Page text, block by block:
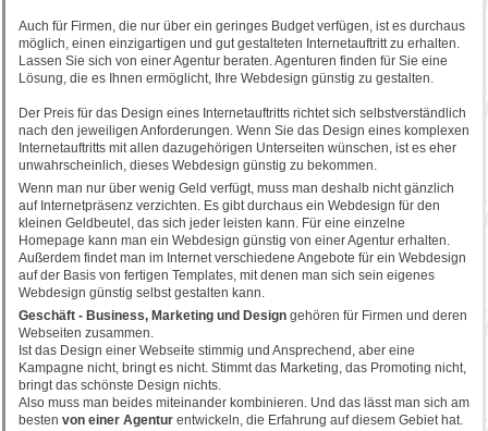
Auch für Firmen, die nur über ein geringes Budget verfügen, ist es durchaus
möglich, einen einzigartigen und gut gestalteten Internetauftritt zu erhalten.
Lassen Sie sich von einer Agentur beraten. Agenturen finden für Sie eine
Lösung, die es Ihnen ermöglicht, Ihre Webdesign günstig zu gestalten.
Der Preis für das Design eines Internetauftritts richtet sich selbstverständlich
nach den jeweiligen Anforderungen. Wenn Sie das Design eines komplexen
Internetauftritts mit allen dazugehörigen Unterseiten wünschen, ist es eher
unwahrscheinlich, dieses Webdesign günstig zu bekommen.
Wenn man nur über wenig Geld verfügt, muss man deshalb nicht gänzlich
auf Internetpräsenz verzichten. Es gibt durchaus ein Webdesign für den
kleinen Geldbeutel, das sich jeder leisten kann. Für eine einzelne
Homepage kann man ein Webdesign günstig von einer Agentur erhalten.
Außerdem findet man im Internet verschiedene Angebote für ein Webdesign
auf der Basis von fertigen Templates, mit denen man sich sein eigenes
Webdesign günstig selbst gestalten kann.
Geschäft - Business, Marketing und Design gehören für Firmen und deren
Webseiten zusammen.
Ist das Design einer Webseite stimmig und Ansprechend, aber eine
Kampagne nicht, bringt es nicht. Stimmt das Marketing, das Promoting nicht,
bringt das schönste Design nichts.
Also muss man beides miteinander kombinieren. Und das lässt man sich am
besten von einer Agentur entwickeln, die Erfahrung auf diesem Gebiet hat.